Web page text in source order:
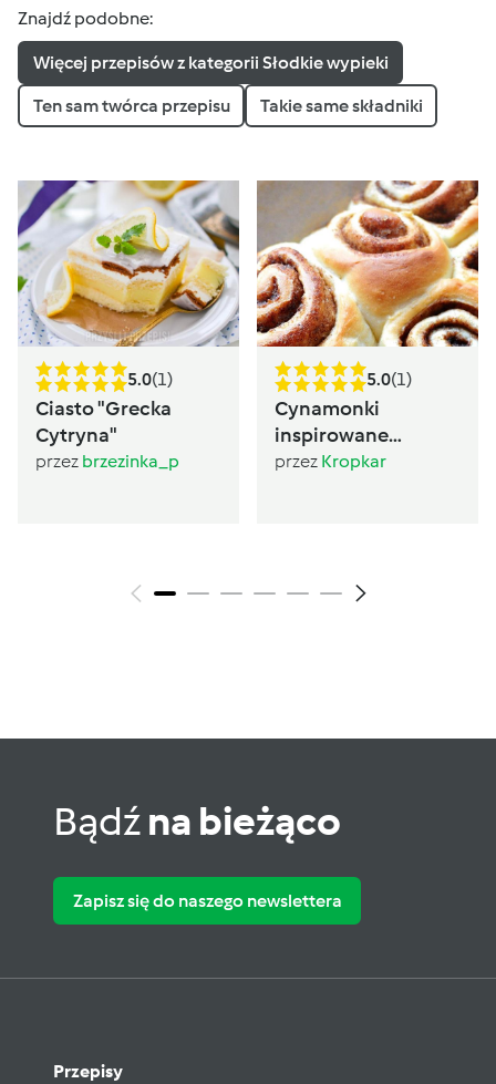
Znajdź podobne:
Więcej przepisów z kategorii Słodkie wypieki
Ten sam twórca przepisu Takie same składniki
5.0(1)
Ciasto "Grecka
Cytryna"
przez brzezinka_p
5.0(1)
Cynamonki
inspirowane
Sugarlady
przez Kropkar
Bądźna bieżąco
Zapisz się do naszego newslettera
Przepisy